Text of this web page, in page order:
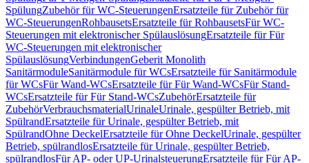
SpülungZubehör für WC-SteuerungenErsatzteile für Zubehör für
WC-SteuerungenRohbausetsErsatzteile für RohbausetsFür WC-
Steuerungen mit elektronischer SpülauslösungErsatzteile für Für
WC-Steuerungen mit elektronischer
SpülauslösungVerbindungenGeberit Monolith
SanitärmoduleSanitärmodule für WCsErsatzteile für Sanitärmodule
für WCsFür Wand-WCsErsatzteile für Für Wand-WCsFür Stand-
WCsErsatzteile für Für Stand-WCsZubehörErsatzteile für
ZubehörVerbrauchsmaterialUrinaleUrinale, gespülter Betrieb, mit
SpülrandErsatzteile für Urinale, gespülter Betrieb, mit
SpülrandOhne DeckelErsatzteile für Ohne DeckelUrinale, gespülter
Betrieb, spülrandlosErsatzteile für Urinale, gespülter Betrieb,
spülrandlosFür AP- oder UP-UrinalsteuerungErsatzteile für Für AP-